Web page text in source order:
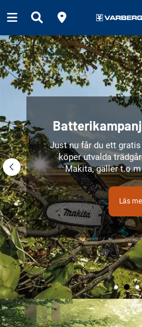
Just nu får du ett
köper utvalda
Makita, gäller
Läs